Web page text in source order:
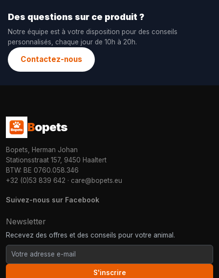
Des questions sur ce produit ?
Notre équipe est à votre disposition pour des conseils
personnalisés, chaque jour de 10h à 20h.
Contactez-nous
Bopets
Bopets, Herman Johan
Stationsstraat 157, 9450 Haaltert
BTW: BE 0760.058.346
+32 (0)53 839 642 · care@bopets.eu
Suivez-nous sur Facebook
Newsletter
Recevez des offres et des conseils pour votre animal.
S'inscrire